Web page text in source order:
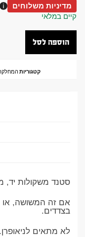
מדיניות משלוחים
קיים במלאי
הוספה לסל
קטגוריות
סטנד משקולות
אם זה המשושה, או
בצדדים.
לא מתאים לניאופרן.